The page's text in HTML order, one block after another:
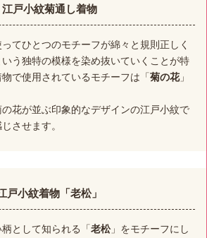
江戸小紋菊通し着物
てひとつのモチーフが綿々と規則正しく
う独特の模様を染め抜いていくことが特
で使用されているモチーフは「菊の花」
花が並ぶ印象的なデザインの江戸小紋で
させます。
戸小紋着物「老松」
として知られる「老松」をモチーフにし